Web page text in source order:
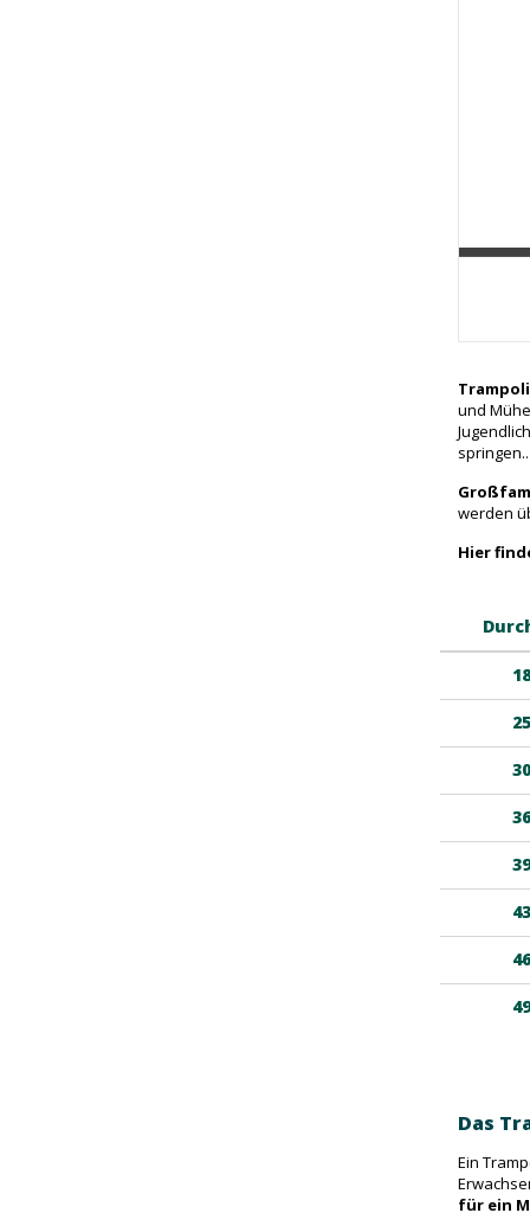
und
springen..
werden
Hier
Das
Ein
für ein